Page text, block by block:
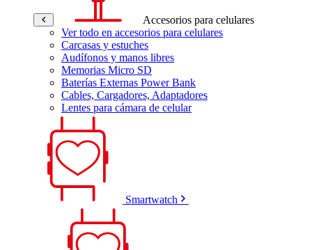
Accesorios para celulares
Ver todo en accesorios para celulares
Carcasas y estuches
Audífonos y manos libres
Memorias Micro SD
Baterías Externas Power Bank
Cables, Cargadores, Adaptadores
Lentes para cámara de celular
Smartwatch